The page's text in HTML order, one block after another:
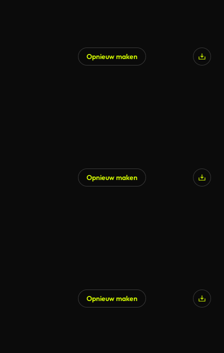
Opnieuw maken
Opnieuw maken
Opnieuw maken